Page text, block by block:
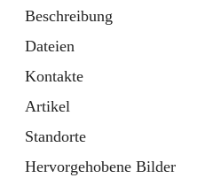
Beschreibung
Dateien
Kontakte
Artikel
Standorte
Hervorgehobene Bilder